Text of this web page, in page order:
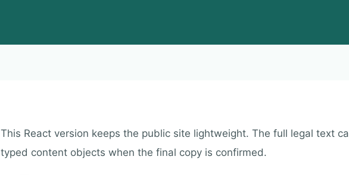
This React version keeps the public site lightweight. The full legal text
typed content objects when the final copy is confirmed.